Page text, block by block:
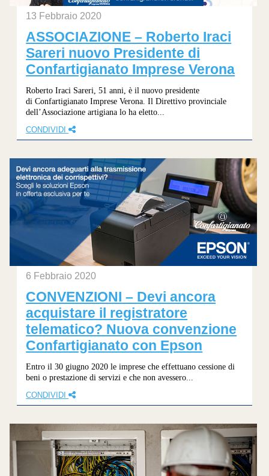
13 Febbraio 2020
ASSOCIAZIONE – Roberto Iraci
Sareri nuovo Presidente di
Confartigianato Imprese Verona
Roberto Iraci Sareri, 51 anni, è il nuovo presidente
di Confartigianato Imprese Verona. Il Direttivo provinciale
dell’Associazione artigiana lo ha eletto...
CONDIVIDI
6 Febbraio 2020
CONVENZIONI – Devi ancora
acquistare il registratore
telematico? Nuova convenzione
Confartigianato con Epson
Entro il 30 giugno 2020 le imprese che effettuano cessione di
beni o prestazione di servizi e che non avessero...
CONDIVIDI